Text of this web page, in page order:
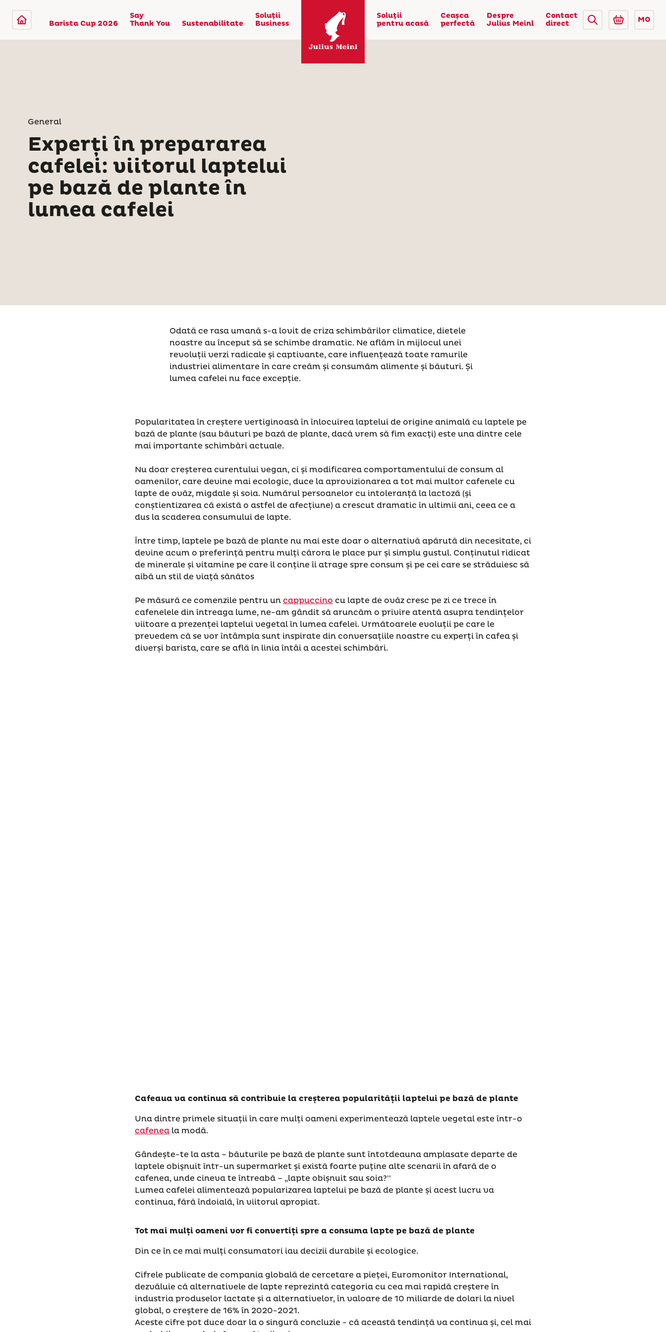
Barista Cup 2026
Say
Thank You
Sustenabilitate
Soluţii
Business
Soluţii
pentru acasă
Ceaşca
perfectă
Despre
Julius Meinl
Contact
direct
MO
General
Experți în prepararea
cafelei: viitorul laptelui
pe bază de plante în
lumea cafelei
Odată ce rasa umană s-a lovit de criza schimbărilor climatice, dietele
noastre au început să se schimbe dramatic. Ne aflăm în mijlocul unei
revoluții verzi radicale și captivante, care influențează toate ramurile
industriei alimentare în care creăm și consumăm alimente și băuturi. Și
lumea cafelei nu face excepție.
Popularitatea în creștere vertiginoasă în înlocuirea laptelui de origine animală cu laptele pe
bază de plante (sau băuturi pe bază de plante, dacă vrem să fim exacți) este una dintre cele
mai importante schimbări actuale.
Nu doar creșterea curentului vegan, ci și modificarea comportamentului de consum al
oamenilor, care devine mai ecologic, duce la aprovizionarea a tot mai multor cafenele cu
lapte de ovăz, migdale și soia. Numărul persoanelor cu intoleranță la lactoză (și
conștientizarea că există o astfel de afecțiune) a crescut dramatic în ultimii ani, ceea ce a
dus la scaderea consumului de lapte.
Între timp, laptele pe bază de plante nu mai este doar o alternativă apărută din necesitate, ci
devine acum o preferință pentru mulți cărora le place pur și simplu gustul. Conținutul ridicat
de minerale și vitamine pe care îl conține îi atrage spre consum și pe cei care se străduiesc să
aibă un stil de viață sănătos
Pe măsură ce comenzile pentru un cappuccino cu lapte de ovăz cresc pe zi ce trece în
cafenelele din întreaga lume, ne-am gândit să aruncăm o privire atentă asupra tendințelor
viitoare a prezenței laptelui vegetal în lumea cafelei. Următoarele evoluții pe care le
prevedem că se vor întâmpla sunt inspirate din conversațiile noastre cu experți în cafea și
diverși barista, care se află în linia întâi a acestei schimbări.
Cafeaua va continua să contribuie la creșterea popularității laptelui pe bază de plante
Una dintre primele situații în care mulți oameni experimentează laptele vegetal este într-o
cafenea la modă.
Gândește-te la asta – băuturile pe bază de plante sunt întotdeauna amplasate departe de
laptele obișnuit într-un supermarket și există foarte puține alte scenarii în afară de o
cafenea, unde cineva te întreabă – „lapte obișnuit sau soia?''
Lumea cafelei alimentează popularizarea laptelui pe bază de plante și acest lucru va
continua, fără îndoială, în viitorul apropiat.
Tot mai mulți oameni vor fi convertiți spre a consuma lapte pe bază de plante
Din ce în ce mai mulți consumatori iau decizii durabile și ecologice.
Cifrele publicate de compania globală de cercetare a pieței, Euromonitor International,
dezvăluie că alternativele de lapte reprezintă categoria cu cea mai rapidă creștere în
industria produselor lactate și a alternativelor, în valoare de 10 miliarde de dolari la nivel
global, o creștere de 16% în 2020-2021.
Aceste cifre pot duce doar la o singură concluzie - că această tendință va continua și, cel mai